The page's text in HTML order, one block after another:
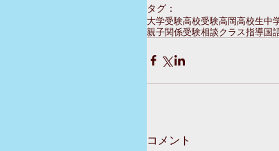
タグ：
大学受験高校受験高岡高校生中
親子関係受験相談クラス指導国
コメント